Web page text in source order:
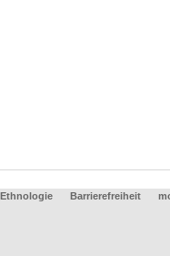
Barrierefreiheit